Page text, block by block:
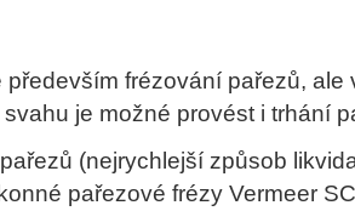
především frézování pařezů, ale
je možné provést i trhání
(nejrychlejší způsob
pařezové frézy Vermeer